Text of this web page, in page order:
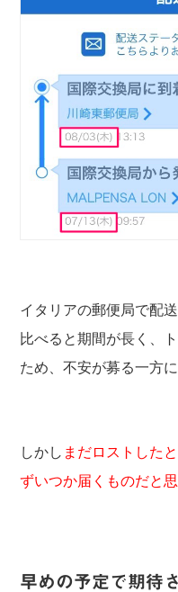
イタリアの郵便局で配
比べると期間が長く、
ため、不安が募る一方
しかし まだロストした
ずいつか届くものだと
早めの予定で期待